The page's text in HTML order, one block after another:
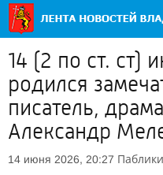
14 (2 по ст. ст)
родился
писатель,
Александр
14 июня 2026, 20:27 Паблики